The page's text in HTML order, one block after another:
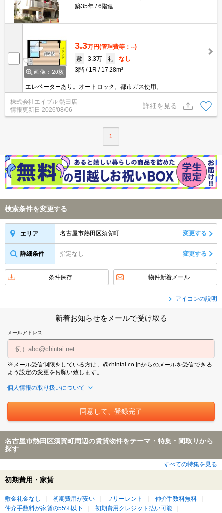
築35年
6階建
画像：20枚
3.3万円(管理費等：--)
敷
3.3万 礼
なし
3階
1R 17.28m²
エレベーターあり。オートロック。都市ガス使用。
株式会社エイブル 熱田店
情報更新日 2026/08/06
詳細を見る
1
検索条件を変更する
エリア 名古屋市熱田区須賀町 変更する
詳細条件 指定なし 変更する
条件保存 物件新着メール
アイコンの説明
新着お知らせをメールで受け取る
メールアドレス
※メール受信制限をしている方は、@chintai.co.jpからのメールを受信できる
よう設定の変更をお願い致します。
個人情報の取り扱いについて
名古屋市熱田区須賀町周辺の賃貸物件をテーマ・特集・間取りから
探す
すべての特集を見る
初期費用・家賃
敷金礼金なし 初期費用が安い フリーレント
仲介手数料無料
仲介手数料が家賃の55%以下
初期費用クレジット払い可能